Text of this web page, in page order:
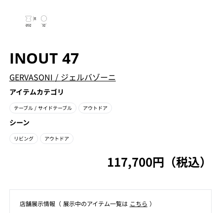
INOUT 47
GERVASONI / ジェルバゾーニ
アイテムカテゴリ
テーブル / サイドテーブル アウトドア
シーン
リビング アウトドア
117,700円（税込）
店舗展⽰情報（ 展⽰中のアイテム⼀覧は こちら ）